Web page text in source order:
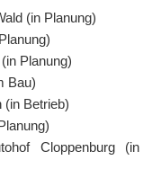
(in Planung)
Planung)
Bau)
(in Betrieb)
Cloppenburg (in